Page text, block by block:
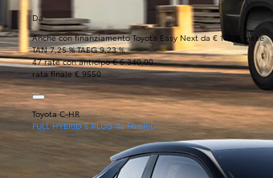
Da
Anche con finanziamento Toyota Easy Next da € 119 al mese
TAN 7,25 % TAEG 9,23 %
47 rate con anticipo € 6.340,00
rata finale € 9550
Toyota C-HR
FULL HYBRID E PLUG-IN HYBRID